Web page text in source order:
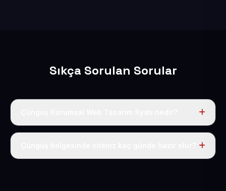
Sıkça Sorulan Sorular
Tek fiyat uygulanır: yıllık 50 USD + KDV. Bu bedele alan